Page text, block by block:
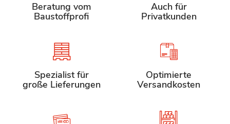
Beratung vom
Baustoffprofi
Auch für
Privatkunden
Spezialist für
große Lieferungen
Optimierte
Versandkosten